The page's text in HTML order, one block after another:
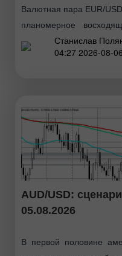
Валютная пара EUR/
планомерное
выше области 1,1536-
предполагали, рост
Станислав
04:27 2026-08-
AUD/USD:
05.08.2026
В первой половине